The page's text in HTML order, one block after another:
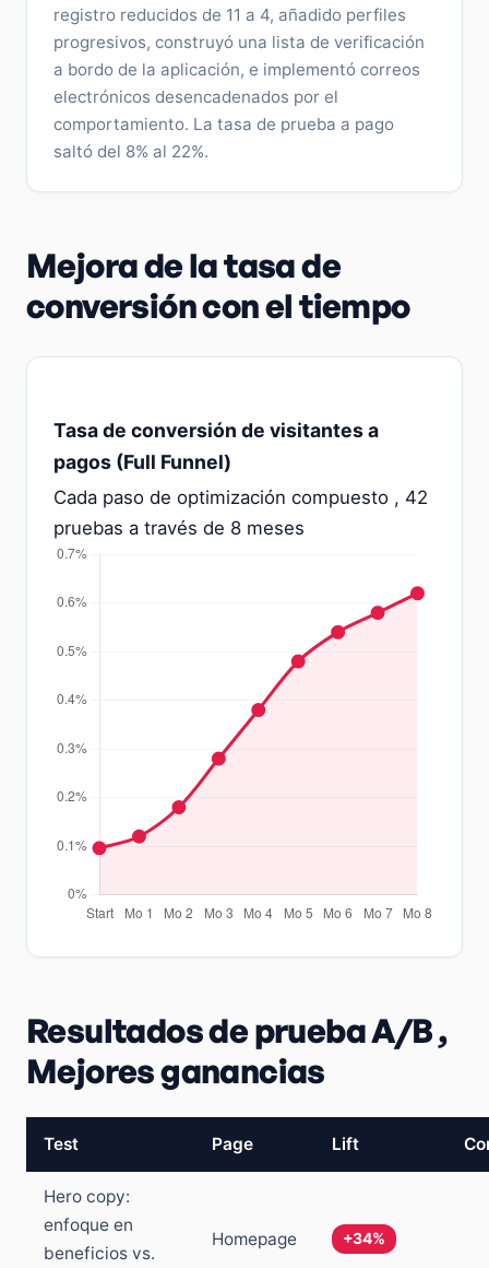
registro reducidos de 11 a 4, añadido perfiles
progresivos, construyó una lista de verificación
a bordo de la aplicación, e implementó correos
electrónicos desencadenados por el
comportamiento. La tasa de prueba a pago
saltó del 8% al 22%.
Mejora de la tasa de
conversión con el tiempo
Tasa de conversión de visitantes a
pagos (Full Funnel)
Cada paso de optimización compuesto , 42
pruebas a través de 8 meses
Resultados de prueba A/B ,
Mejores ganancias
Test Page Lift
Hero copy:
enfoque en
beneficios vs.
Homepage +34%